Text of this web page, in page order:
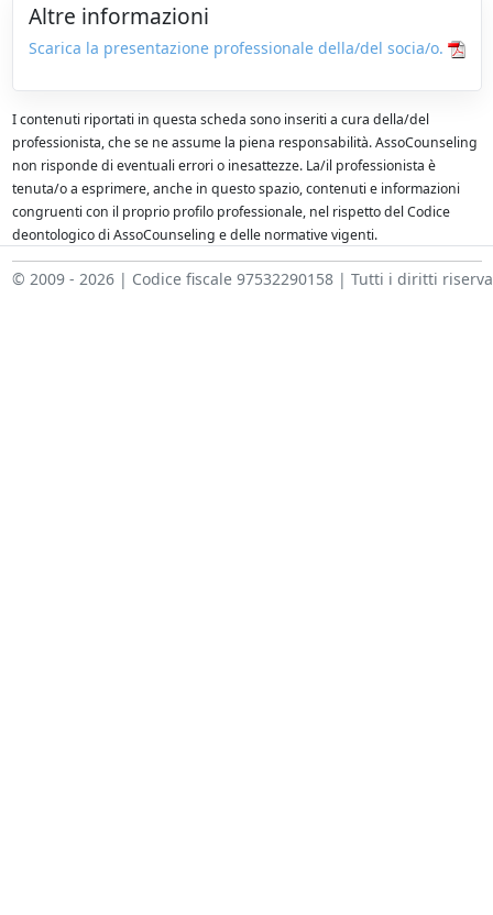
Altre informazioni
Scarica la presentazione professionale della/del socia/o.
I contenuti riportati in questa scheda sono inseriti a cura della/del
professionista, che se ne assume la piena responsabilità. AssoCounseling
non risponde di eventuali errori o inesattezze. La/il professionista è
tenuta/o a esprimere, anche in questo spazio, contenuti e informazioni
congruenti con il proprio profilo professionale, nel rispetto del Codice
deontologico di AssoCounseling e delle normative vigenti.
© 2009 - 2026 | Codice fiscale 97532290158 | Tutti i diritti